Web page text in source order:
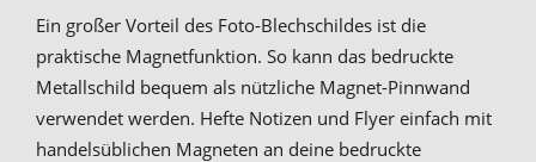
Ein großer Vorteil des Foto-Blechschildes ist die
praktische Magnetfunktion. So kann das bedruckte
Metallschild bequem als nützliche Magnet-Pinnwand
verwendet werden. Hefte Notizen und Flyer einfach mit
handelsüblichen Magneten an deine bedruckte